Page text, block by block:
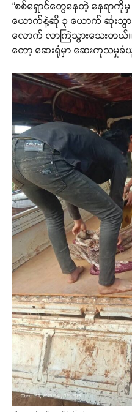
“စစ်ရှောင်တွေနေတဲ့ နေရာ
ယောက်နဲ့ဆို ၃ ယောက် ဆုံးသွား
လောက် လာကြဲသွားသေးတ
တော့ ဆေးရုံမှာ ဆေးကုသမှုခံ